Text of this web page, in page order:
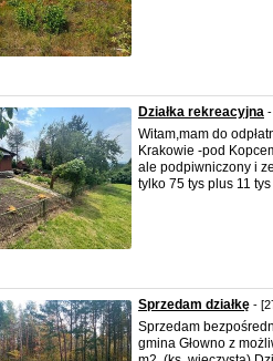
Działka rekreacyjna
Witam,mam do
Krakowie -pod
ale podpiwniczony i
tylko 75 tys plus 11
Sprzedam działkę -
Sprzedam
gmina Głowno z